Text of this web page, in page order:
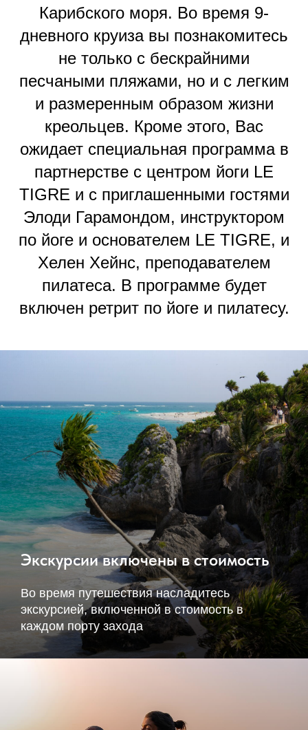
Карибского моря. Во время 9-
дневного круиза вы познакомитесь
не только с бескрайними
песчаными пляжами, но и с легким
и размеренным образом жизни
креольцев. Кроме этого, Вас
ожидает специальная программа в
партнерстве с центром йоги LE
TIGRE и с приглашенными гостями
Элоди Гарамондом, инструктором
по йоге и основателем LE TIGRE, и
Хелен Хейнс, преподавателем
пилатеса. В программе будет
включен ретрит по йоге и пилатесу.
Экскурсии включены в стоимость
Во время путешествия насладитесь
экскурсией, включенной в стоимость в
каждом порту захода